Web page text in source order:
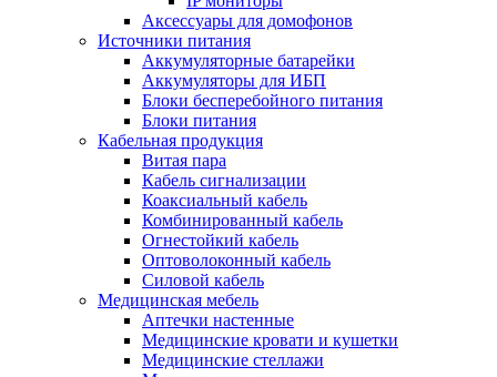
Аксессуары для домофонов
Источники питания
Аккумуляторные батарейки
Аккумуляторы для ИБП
Блоки бесперебойного питания
Блоки питания
Кабельная продукция
Витая пара
Кабель сигнализации
Коаксиальный кабель
Комбинированный кабель
Огнестойкий кабель
Оптоволоконный кабель
Силовой кабель
Медицинская мебель
Аптечки настенные
Медицинские кровати и кушетки
Медицинские стеллажи